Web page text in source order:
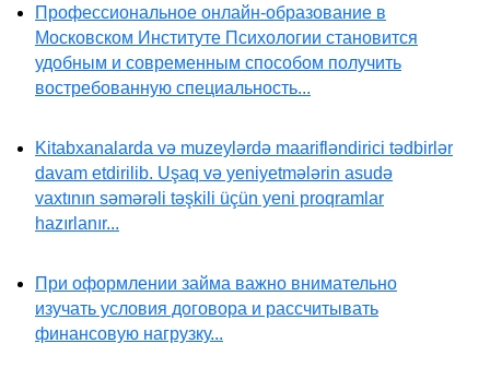
Профессиональное онлайн-образование в
Московском Институте Психологии становится
удобным и современным способом получить
востребованную специальность...
Kitabxanalarda və muzeylərdə maarifləndirici tədbirlər
davam etdirilib. Uşaq və yeniyetmələrin asudə
vaxtının səmərəli təşkili üçün yeni proqramlar
hazırlanır...
При оформлении займа важно внимательно
изучать условия договора и рассчитывать
финансовую нагрузку...